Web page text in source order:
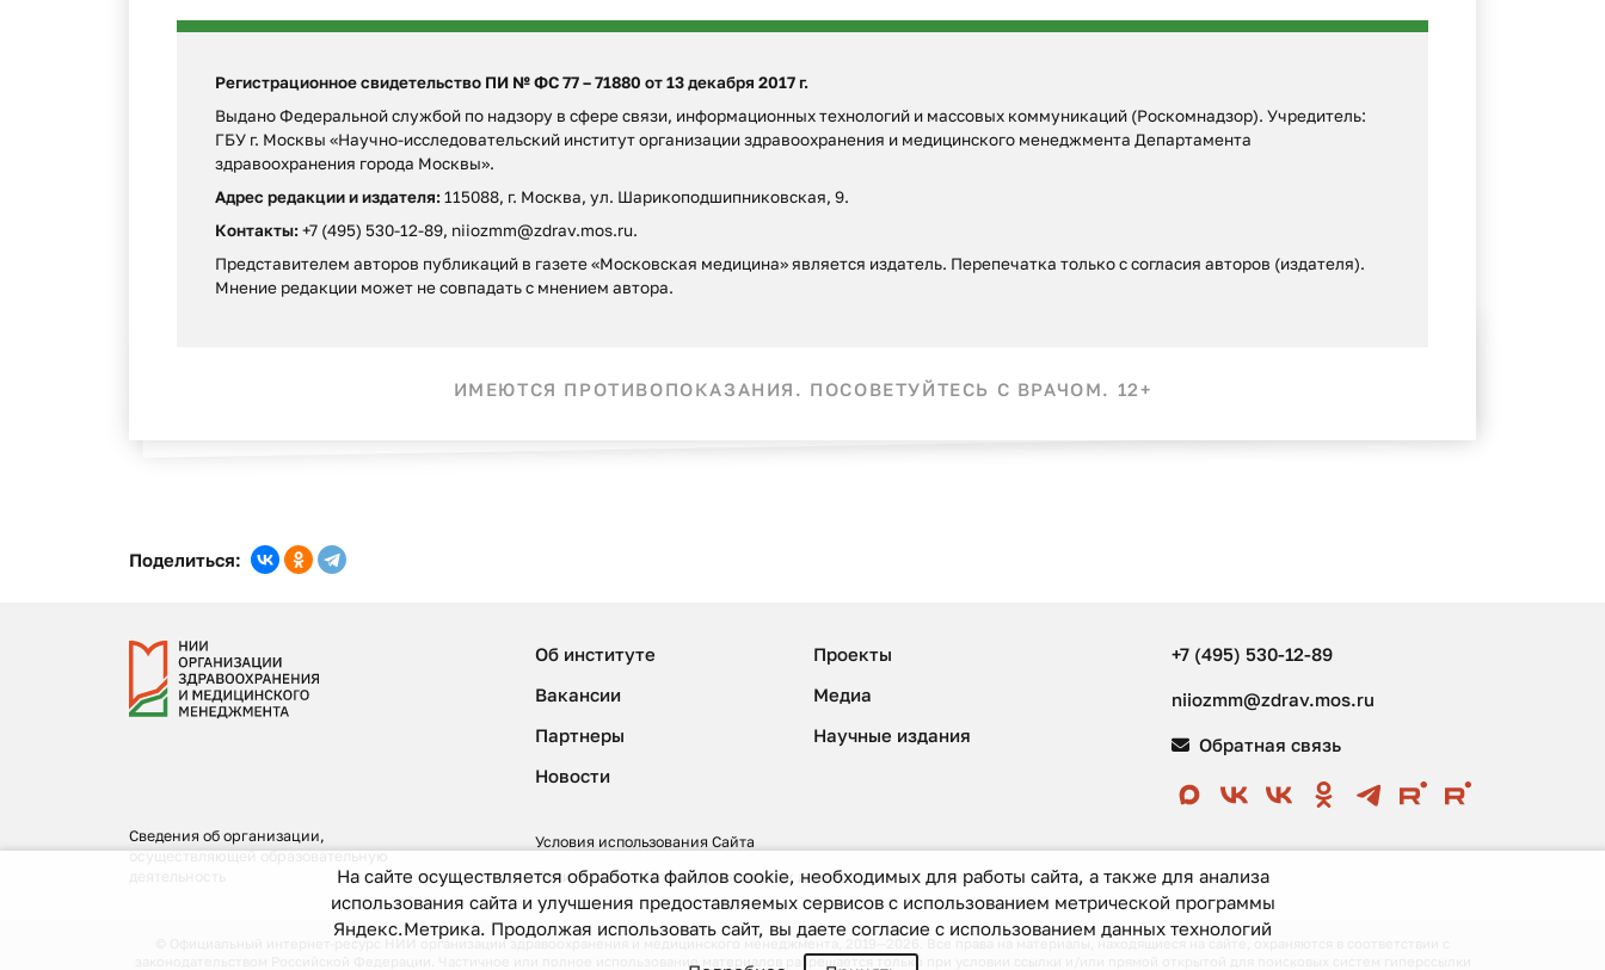
Регистрационное свидетельство ПИ № ФС 77 – 71880 от 13 декабря 2017 г.
Выдано Федеральной службой по надзору в сфере связи, информационных технологий и массовых коммуникаций (Роскомнадзор). Учредитель:
ГБУ г. Москвы «Научно-исследовательский институт организации здравоохранения и медицинского менеджмента Департамента
здравоохранения города Москвы».
Адрес редакции и издателя: 115088, г. Москва, ул. Шарикоподшипниковская, 9.
Контакты: +7 (495) 530-12-89, niiozmm@zdrav.mos.ru.
Представителем авторов публикаций в газете «Московская медицина» является издатель. Перепечатка только с согласия авторов (издателя).
Мнение редакции может не совпадать c мнением автора.
ИМЕЮТСЯ ПРОТИВОПОКАЗАНИЯ. ПОСОВЕТУЙТЕСЬ С ВРАЧОМ. 12+
Поделиться:
Сведения об организации,
осуществляющей образовательную
+7 (495) 530-12-89
niiozmm@zdrav.mos.ru
Обратная связь
Об институте
Вакансии
Партнеры
Новости
Проекты
Медиа
Научные издания
Условия использования Сайта
Политика обработки персональных данных
© Официальный интернет-ресурс НИИ организации здравоохранения и медицинского менеджмента, 2019—2026. Все права на материалы, находящиеся на сайте, охраняются в соответствии с
Частичное или полное использование материалов разрешается только при условии ссылки и/или прямой открытой для поисковых систем гиперссылки
На сайте осуществляется обработка файлов cookie, необходимых для работы сайта, а также для анализа
использования сайта и улучшения предоставляемых сервисов с использованием метрической программы
Яндекс.Метрика. Продолжая использовать сайт, вы даете согласие с использованием данных технологий